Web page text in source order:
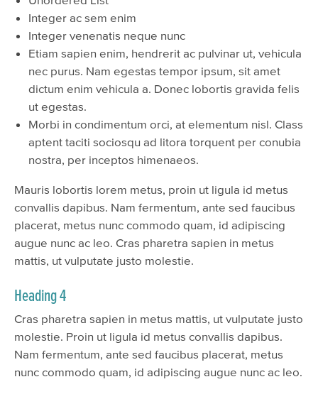
Integer ac sem enim
Integer venenatis neque nunc
Etiam sapien enim, hendrerit ac pulvinar ut, vehicula
nec purus. Nam egestas tempor ipsum, sit amet
dictum enim vehicula a. Donec lobortis gravida felis
ut egestas.
Morbi in condimentum orci, at elementum nisl. Class
aptent taciti sociosqu ad litora torquent per conubia
nostra, per inceptos himenaeos.
Mauris lobortis lorem metus, proin ut ligula id metus
convallis dapibus. Nam fermentum, ante sed faucibus
placerat, metus nunc commodo quam, id adipiscing
augue nunc ac leo. Cras pharetra sapien in metus
mattis, ut vulputate justo molestie.
Heading 4
Cras pharetra sapien in metus mattis, ut vulputate justo
molestie. Proin ut ligula id metus convallis dapibus.
Nam fermentum, ante sed faucibus placerat, metus
nunc commodo quam, id adipiscing augue nunc ac leo.